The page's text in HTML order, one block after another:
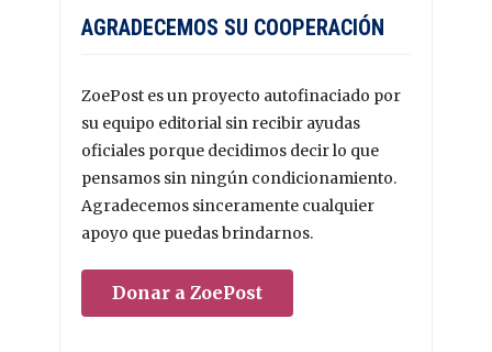
AGRADECEMOS SU COOPERACIÓN
ZoePost es un proyecto autofinaciado por
su equipo editorial sin recibir ayudas
oficiales porque decidimos decir lo que
pensamos sin ningún condicionamiento.
Agradecemos sinceramente cualquier
apoyo que puedas brindarnos.
Donar a ZoePost